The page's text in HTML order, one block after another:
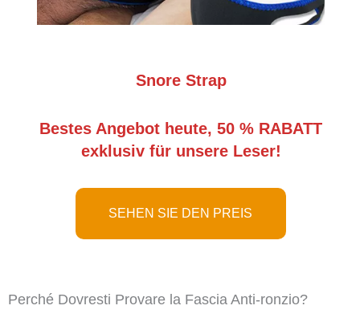
Snore Strap
Bestes Angebot heute, 50 % RABATT
exklusiv für unsere Leser!
SEHEN SIE DEN PREIS
Perché Dovresti Provare la Fascia Anti-ronzio?